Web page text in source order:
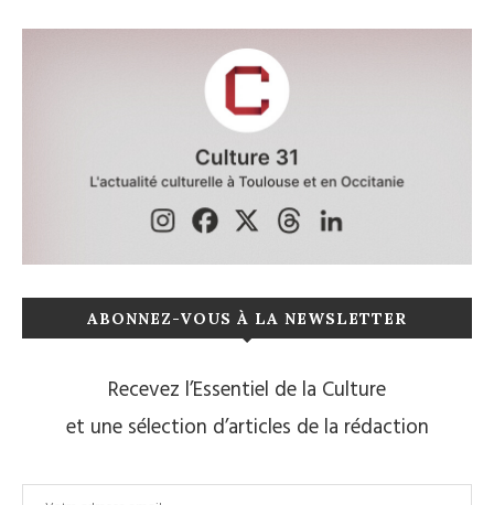
ABONNEZ-VOUS À LA NEWSLETTER
Recevez l’Essentiel de la Culture
et une sélection d’articles de la rédaction